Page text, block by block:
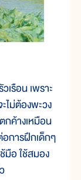
เรือน เพราะ
ไม่ต้องพะวง
กค้างเหมือน
การฝึกเด็กๆ
มือ ใช้สมอง